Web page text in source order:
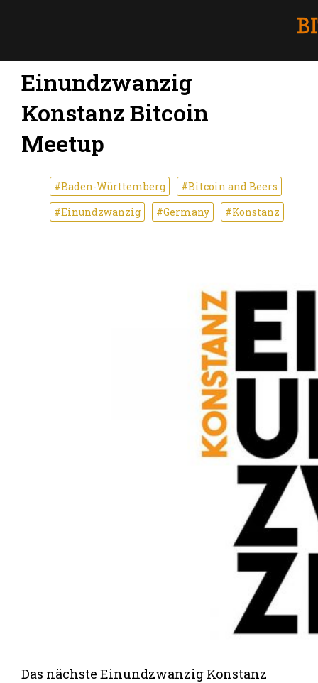
Einundzwanzig
Konstanz Bitcoin
Meetup
#Baden-Württemberg
#Bitcoin and Beers
#Einundzwanzig
#Germany #Konstanz
Das nächste Einundzwanzig Konstanz